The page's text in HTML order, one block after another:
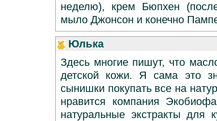
неделю), крем Бюпхен
мыло Джонсон и конечно
Юлька
Здесь многие пишут, что
детской кожи. Я сама это
сынишки покупать все на
нравится компания
натуральные экстракты для